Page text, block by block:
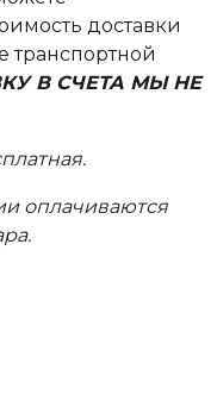
доставки
транспортной
В СЧЕТА МЫ НЕ
оплачиваются